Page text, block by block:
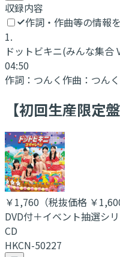
収録内容
作詞・作曲等の情報
1.
ドットビキニ(みんな集合
04:50
作詞： つんく作曲： つんく
【初回生産限定盤
￥1,760 （税抜価格 ￥
DVD付＋イベント抽選シ
CD
HKCN-50227